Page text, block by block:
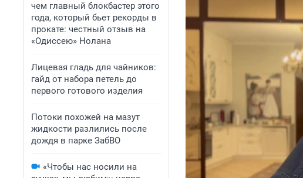
чем главный блокбастер этого
года, который бьет рекорды в
прокате: честный отзыв на
«Одиссею» Нолана
Лицевая гладь для чайников:
гайд от набора петель до
первого готового изделия
Потоки похожей на мазут
жидкости разлились после
дождя в парке ЗабВО
«Чтобы нас носили на